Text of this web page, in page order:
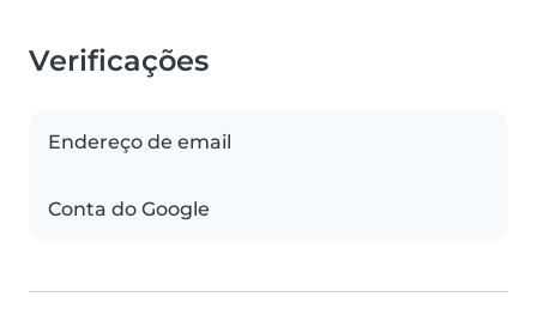
Verificações
Endereço de email
Conta do Google